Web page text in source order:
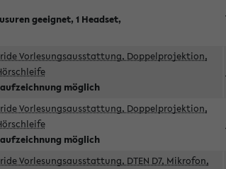
geeignet, 1 Headset,
Vorlesungsausstattung, Doppelprojektion,
möglich
Vorlesungsausstattung, Doppelprojektion,
möglich
Vorlesungsausstattung, DTEN D7, Mikrofon,